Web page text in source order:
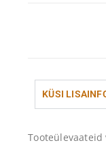
KÜSI
Tooteülevaateid